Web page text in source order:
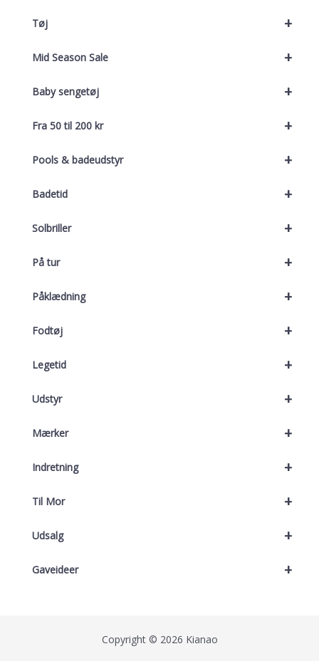
+
Tøj
+
Mid Season Sale
+
Baby sengetøj
+
Fra 50 til 200 kr
+
Pools & badeudstyr
+
Badetid
+
Solbriller
+
På tur
+
Påklædning
+
Fodtøj
+
Legetid
+
Udstyr
+
Mærker
+
Indretning
+
Til Mor
+
Udsalg
+
Gaveideer
Copyright © 2026 Kianao